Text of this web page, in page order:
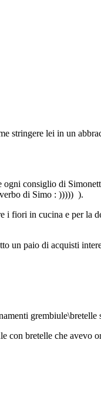
stringere lei in un
consiglio di
di Simo : ))))) ).
i fiori in cucina e per la
un paio di acquisti
grembiule\bretelle
con bretelle che avevo